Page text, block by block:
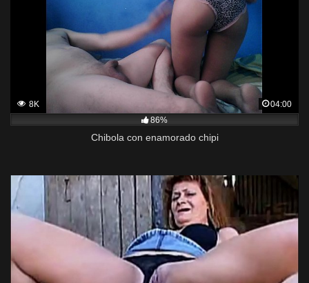
8K
04:00
86%
Chibola con enamorado chipi